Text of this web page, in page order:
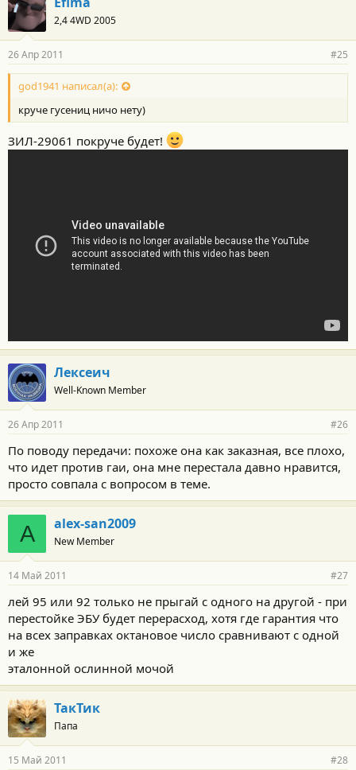
2,4 4WD 2005
26 Апр 2011 #25
god1941 написал(а):
круче гусениц ничо нету)
ЗИЛ-29061 покруче будет!
Лексеич
Well-Known Member
26 Апр 2011 #26
По поводу передачи: похоже она как заказная, все плохо,
что идет против гаи, она мне перестала давно нравится,
просто совпала с вопросом в теме.
A alex-san2009
New Member
14 Май 2011 #27
лей 95 или 92 только не прыгай с одного на другой - при
перестойке ЭБУ будет перерасход, хотя где гарантия что
на всех заправках октановое число сравнивают с одной
и же
эталонной ослинной мочой
ТакТик
Папа
15 Май 2011 #28